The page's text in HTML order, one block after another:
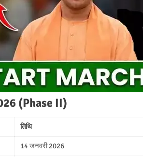
(Phase II)
तिथि
14 जनवरी 2026